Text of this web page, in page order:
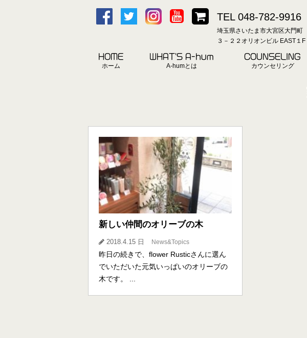
TEL 048-782-9916
埼玉県さいたま市大宮区大門町
３－２２オリオンビル EAST１F
HOME
ホーム
WHAT'S A-hum
A-humとは
COUNSELING
カウンセリング
新しい仲間のオリーブの木
2018.4.15 日 News&Topics
昨日の続きで、flower Rusticさんに選ん
でいただいた元気いっぱいのオリーブの
木です。 ...